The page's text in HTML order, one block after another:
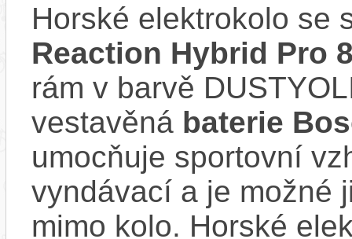
Horské elektrokolo se
Reaction Hybrid Pro
rám v barvě
vestavěná baterie
umocňuje sportovní
vyndávací a je možné
mimo kolo. Horské